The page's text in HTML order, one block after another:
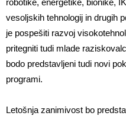
robotike, energetike, bionike,
vesoljskih tehnologij in drugih
je pospešiti razvoj
pritegniti tudi mlade
bodo predstavljeni tudi novi
programi.
Letošnja zanimivost bo